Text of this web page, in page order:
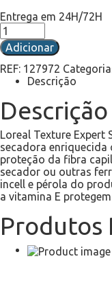
Entrega em 24H/72H
Adicionar
REF: 127972
Descrição
Descrição
Loreal Texture Expert
secadora
proteção da fibra
secador ou outras
incell e pérola do
a vitamina E
Produtos